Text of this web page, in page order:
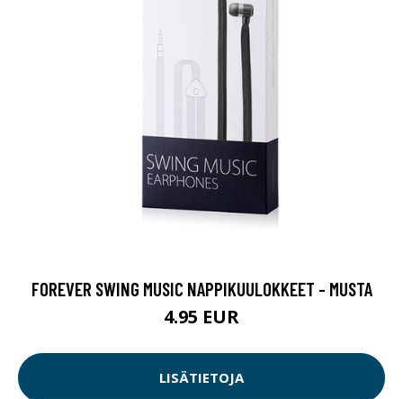
FOREVER SWING MUSIC NAPPIKUULOKKEET - MUSTA
4.95 EUR
LISÄTIETOJA